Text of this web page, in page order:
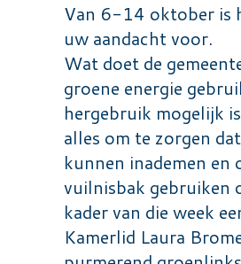
Van 6-14 oktober is
uw aandacht voor.
Wat doet de
groene energie
hergebruik mogelijk
alles om te zorgen
kunnen inademen
vuilnisbak gebruiken
kader van die week
Kamerlid Laura